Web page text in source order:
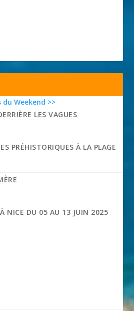
Weekend >>
LES VAGUES
PRÉHISTORIQUES À LA PLAGE
NICE DU 05 AU 13 JUIN 2025